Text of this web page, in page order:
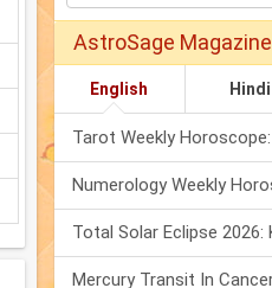
AstroSage Magazine
English Hindi